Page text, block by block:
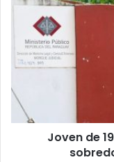
Joven de